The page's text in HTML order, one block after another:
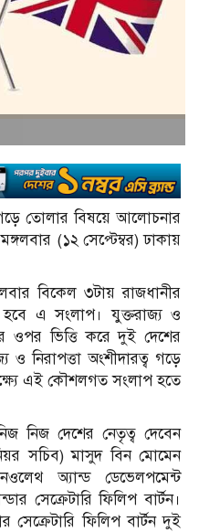
তোলার বিষয়ে আলোচনার
(১২ সেপ্টেম্বর) ঢাকায়
বিকেল ৩টায় রাজধানীর
এ সংলাপ। যুক্তরাজ্য ও
ওপর ভিত্তি করে দুই দেশের
নিরাপত্তা অংশীদারত্ব গড়ে
এই কৌশলগত সংলাপ হতে
নিজ দেশের নেতৃত্ব দেবেন
সচিব) মাসুদ বিন মোমেন
অ্যান্ড ডেভেলপমেন্ট
সেক্রেটারি ফিলিপ বার্টন।
সেক্রেটারি ফিলিপ বার্টন দুই